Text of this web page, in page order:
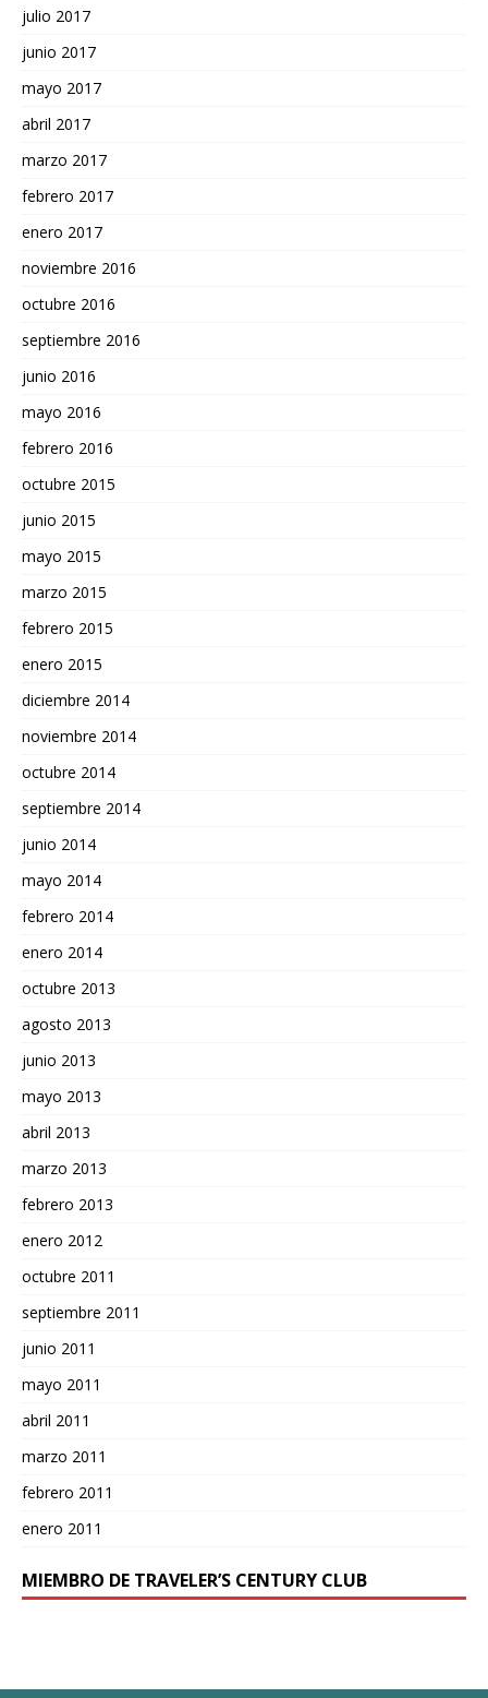
julio 2017
junio 2017
mayo 2017
abril 2017
marzo 2017
febrero 2017
enero 2017
noviembre 2016
octubre 2016
septiembre 2016
junio 2016
mayo 2016
febrero 2016
octubre 2015
junio 2015
mayo 2015
marzo 2015
febrero 2015
enero 2015
diciembre 2014
noviembre 2014
octubre 2014
septiembre 2014
junio 2014
mayo 2014
febrero 2014
enero 2014
octubre 2013
agosto 2013
junio 2013
mayo 2013
abril 2013
marzo 2013
febrero 2013
enero 2012
octubre 2011
septiembre 2011
junio 2011
mayo 2011
abril 2011
marzo 2011
febrero 2011
enero 2011
MIEMBRO DE TRAVELER’S CENTURY CLUB